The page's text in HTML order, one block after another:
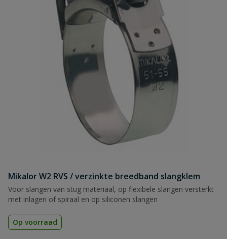
Mikalor W2 RVS / verzinkte breedband slangklem
Voor slangen van stug materiaal, op flexibele slangen versterkt
met inlagen of spiraal en op siliconen slangen
Op voorraad